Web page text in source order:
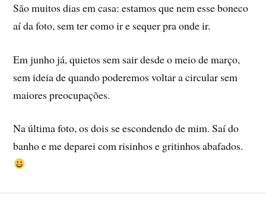
São muitos dias em casa: estamos que nem esse boneco
aí­ da foto, sem ter como ir e sequer pra onde ir.
Em junho já, quietos sem sair desde o meio de março,
sem ideia de quando poderemos voltar a circular sem
maiores preocupações.
Na última foto, os dois se escondendo de mim. Saí­ do
banho e me deparei com risinhos e gritinhos abafados.